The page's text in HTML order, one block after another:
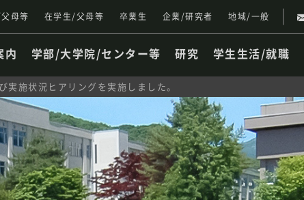
母等 在学生/父母等 卒業生 企業/研究者 地域/一般
内 学部/大学院/センター等 研究 学生生活/就職
施状況ヒアリングを実施しました。